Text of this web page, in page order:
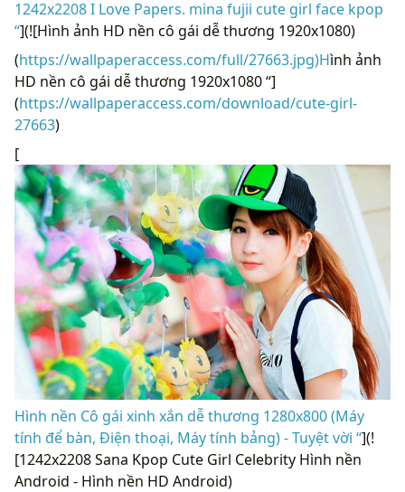
1242x2208 I Love Papers. mina fujii cute girl face kpop
“](![Hình ảnh HD nền cô gái dễ thương 1920x1080)
(https://wallpaperaccess.com/full/27663.jpg)Hình ảnh
HD nền cô gái dễ thương 1920x1080 “]
(https://wallpaperaccess.com/download/cute-girl-
27663)
[
Hình nền Cô gái xinh xắn dễ thương 1280x800 (Máy
tính để bàn, Điện thoại, Máy tính bảng) - Tuyệt vời “](!
[1242x2208 Sana Kpop Cute Girl Celebrity Hình nền
Android - Hình nền HD Android)